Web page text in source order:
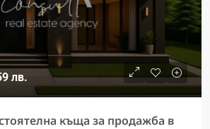
лв.
къща за продажба в